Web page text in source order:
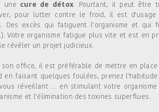
une cure de détox. Pourtant, il peut être
pour lutter contre le froid, il est d’usage
Des excès qui fatiguent l’organisme et qui
Votre organisme fatigue plus vite et est en
révéler un projet judicieux.
son office, il est préférable de mettre en
faisant quelques foulées, prenez l'habitude
réveillant … en stimulant votre organisme
et l’élimination des toxines superflues.